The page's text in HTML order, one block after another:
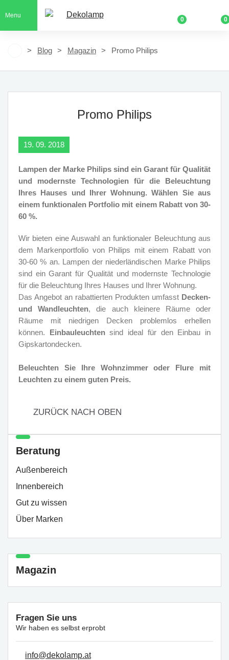
Menu
0 0
Blog Magazin Promo Philips
Promo Philips
19. 09. 2018
Lampen der Marke Philips sind ein Garant für Qualität
und modernste Technologien für die Beleuchtung
Ihres Hauses und Ihrer Wohnung. Wählen Sie aus
einem funktionalen Portfolio mit einem Rabatt von 30-
60 %.
Wir bieten eine Auswahl an funktionaler Beleuchtung aus
dem Markenportfolio von Philips mit einem Rabatt von
30-60 % an. Lampen der niederländischen Marke Philips
sind ein Garant für Qualität und modernste Technologie
für die Beleuchtung Ihres Hauses und Ihrer Wohnung.
Das Angebot an rabattierten Produkten umfasst Decken-
und Wandleuchten, die auch kleinere Räume oder
Räume mit niedrigen Decken problemlos erhellen
können. Einbauleuchtensind ideal für den Einbau in
Gipskartondecken.
Beleuchten Sie Ihre Wohnzimmer oder Flure mit
Leuchten zu einem guten Preis.
ZURÜCK NACH OBEN
Beratung
Außenbereich
Innenbereich
Gut zu wissen
Über Marken
Magazin
Fragen Sie uns
Wir haben es selbst erprobt
info@dekolamp.at